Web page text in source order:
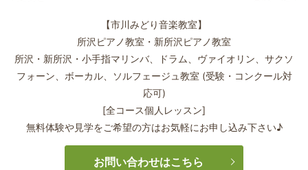
【市川みどり音楽教室】
所沢ピアノ教室・新所沢ピアノ教室
所沢・新所沢・小手指マリンバ、ドラム、ヴァイオリン、サクソ
フォーン、 ボーカル、ソルフェージュ教室 (受験・コンクール対
応可)
[全コース個人レッスン]
無料体験や見学をご希望の方はお気軽にお申し込み下さい♪
お問い合わせはこちら